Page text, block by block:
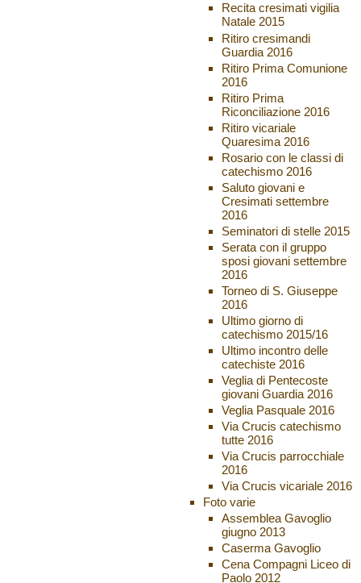
Recita cresimati vigilia
Natale 2015
Ritiro cresimandi
Guardia 2016
Ritiro Prima Comunione
2016
Ritiro Prima
Riconciliazione 2016
Ritiro vicariale
Quaresima 2016
Rosario con le classi di
catechismo 2016
Saluto giovani e
Cresimati settembre
2016
Seminatori di stelle 2015
Serata con il gruppo
sposi giovani settembre
2016
Torneo di S. Giuseppe
2016
Ultimo giorno di
catechismo 2015/16
Ultimo incontro delle
catechiste 2016
Veglia di Pentecoste
giovani Guardia 2016
Veglia Pasquale 2016
Via Crucis catechismo
tutte 2016
Via Crucis parrocchiale
2016
Via Crucis vicariale 2016
Foto varie
Assemblea Gavoglio
giugno 2013
Caserma Gavoglio
Cena Compagni Liceo di
Paolo 2012